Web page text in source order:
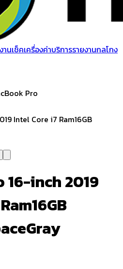
านเช็คเครื่องค่าบริการรายงานกลโกง
Pro
16-inch 2019